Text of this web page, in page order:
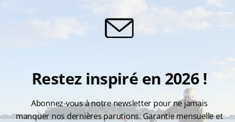
/ 65
Restez inspiré en 2026 !
Abonnez-vous à notre newsletter pour ne jamais
manquer nos dernières parutions. Garantie mensuelle et